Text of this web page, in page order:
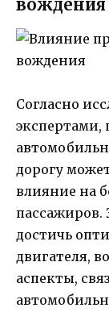
вождения
Согласно
экспертами,
дорогу
влияние на
пассажиров.
достичь
двигателя,
аспекты,